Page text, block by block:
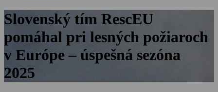
Slovenský tím RescEU
pomáhal pri lesných požiaroch
v Európe – úspešná sezóna
2025